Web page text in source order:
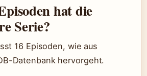
hat die
Serie?
16 Episoden, wie aus
Datenbank hervorgeht.